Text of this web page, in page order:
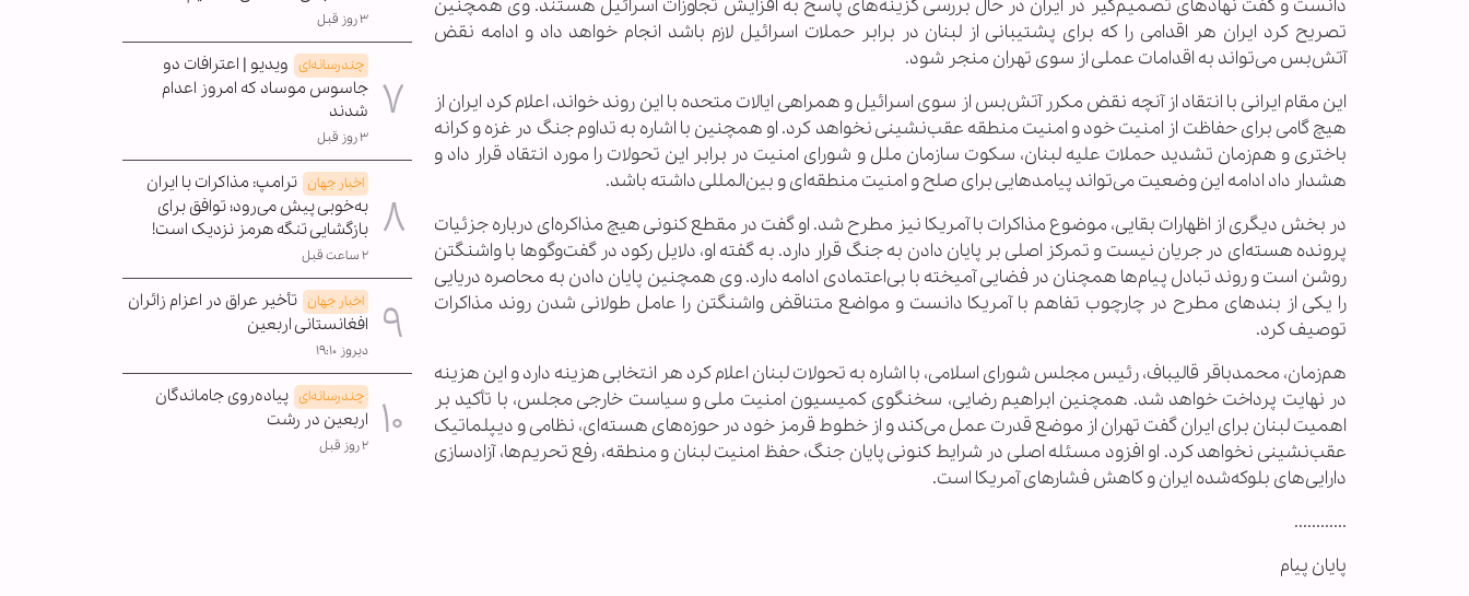
دانست و گفت نهادهای تصمیم‌گیر در ایران در حال بررسی گزینه‌های پاسخ به افزایش تجاوزات اسرائیل هستند. وی همچنین
تصریح کرد ایران هر اقدامی را که برای پشتیبانی از لبنان در برابر حملات اسرائیل لازم باشد انجام خواهد داد و ادامه نقض
آتش‌بس می‌تواند به اقدامات عملی از سوی تهران منجر شود.
این مقام ایرانی با انتقاد از آنچه نقض مکرر آتش‌بس از سوی اسرائیل و همراهی ایالات متحده با این روند خواند، اعلام کرد ایران از
هیچ گامی برای حفاظت از امنیت خود و امنیت منطقه عقب‌نشینی نخواهد کرد. او همچنین با اشاره به تداوم جنگ در غزه و کرانه
باختری و هم‌زمان تشدید حملات علیه لبنان، سکوت سازمان ملل و شورای امنیت در برابر این تحولات را مورد انتقاد قرار داد و
هشدار داد ادامه این وضعیت می‌تواند پیامدهایی برای صلح و امنیت منطقه‌ای و بین‌المللی داشته باشد.
در بخش دیگری از اظهارات بقایی، موضوع مذاکرات با آمریکا نیز مطرح شد. او گفت در مقطع کنونی هیچ مذاکره‌ای درباره جزئیات
پرونده هسته‌ای در جریان نیست و تمرکز اصلی بر پایان دادن به جنگ قرار دارد. به گفته او، دلایل رکود در گفت‌وگوها با واشنگتن
روشن است و روند تبادل پیام‌ها همچنان در فضایی آمیخته با بی‌اعتمادی ادامه دارد. وی همچنین پایان دادن به محاصره دریایی
را یکی از بندهای مطرح در چارچوب تفاهم با آمریکا دانست و مواضع متناقض واشنگتن را عامل طولانی شدن روند مذاکرات
توصیف کرد.
هم‌زمان، محمدباقر قالیباف، رئیس مجلس شورای اسلامی، با اشاره به تحولات لبنان اعلام کرد هر انتخابی هزینه دارد و این هزینه
در نهایت پرداخت خواهد شد. همچنین ابراهیم رضایی، سخنگوی کمیسیون امنیت ملی و سیاست خارجی مجلس، با تأکید بر
اهمیت لبنان برای ایران گفت تهران از موضع قدرت عمل می‌کند و از خطوط قرمز خود در حوزه‌های هسته‌ای، نظامی و دیپلماتیک
عقب‌نشینی نخواهد کرد. او افزود مسئله اصلی در شرایط کنونی پایان جنگ، حفظ امنیت لبنان و منطقه، رفع تحریم‌ها، آزادسازی
دارایی‌های بلوکه‌شده ایران و کاهش فشارهای آمریکا است.
............
پایان پیام
۳ روز قبل
چندرسانه‌ای ویدیو | اعترافات دو
جاسوس موساد که امروز اعدام
شدند
۳ روز قبل
اخبار جهان ترامپ: مذاکرات با ایران
به‌خوبی پیش می‌رود؛ توافق برای
بازگشایی تنگه هرمز نزدیک است!
۲ ساعت قبل
اخبار جهان تأخیر عراق در اعزام زائران
افغانستانی اربعین
دیروز ۱۹:۱۰
چندرسانه‌ای پیاده‌روی جاماندگان
اربعین در رشت
۲ روز قبل